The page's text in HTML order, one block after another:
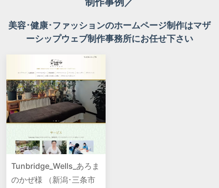
美容･健康･ファッションのホームページ制作はマザ
ーシップウェブ制作事務所にお任せ下さい
Tunbridge_Wells_あろま
のかぜ様 （新潟･三条市